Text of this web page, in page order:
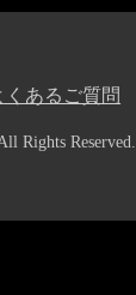
くあるご質問
Rights Reserved.